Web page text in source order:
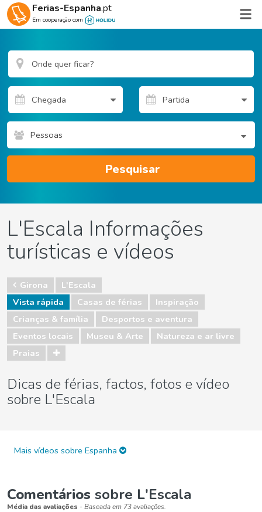
Ferias-Espanha.pt
Em cooperação com
Pessoas
Pesquisar
L'Escala Informações
turísticas e vídeos
Girona
L'Escala
Vista rápida
Casas de férias
Inspiração
Crianças & família
Desportos e aventura
Eventos locais
Museu & Arte
Natureza e ar livre
Praias
Dicas de férias, factos, fotos e vídeo
sobre L'Escala
Mais vídeos sobre Espanha
Comentários sobre L'Escala
Média das avaliações - Baseada em 73 avaliações.